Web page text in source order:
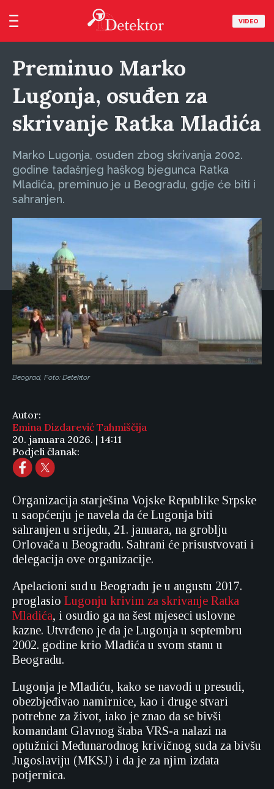
VIDEO
Preminuo Marko
Lugonja, osuđen za
skrivanje Ratka Mladića
Marko Lugonja, osuđen zbog skrivanja 2002.
godine tadašnjeg haškog bjegunca Ratka
Mladića, preminuo je u Beogradu, gdje će biti i
sahranjen.
Beograd, Foto: Detektor
Autor:
Emina Dizdarević Tahmiščija
20. januara 2026. | 14:11
Podjeli članak:
Organizacija starješina Vojske Republike Srpske
u saopćenju je navela da će Lugonja biti
sahranjen u srijedu, 21. januara, na groblju
Orlovača u Beogradu. Sahrani će prisustvovati i
delegacija ove organizacije.
Apelacioni sud u Beogradu je u augustu 2017.
proglasio Lugonju krivim za skrivanje Ratka
Mladića, i osudio ga na šest mjeseci uslovne
kazne. Utvrđeno je da je Lugonja u septembru
2002. godine krio Mladića u svom stanu u
Beogradu.
Lugonja je Mladiću, kako se navodi u presudi,
obezbjeđivao namirnice, kao i druge stvari
potrebne za život, iako je znao da se bivši
komandant Glavnog štaba VRS-a nalazi na
optužnici Međunarodnog krivičnog suda za bivšu
Jugoslaviju (MKSJ) i da je za njim izdata
potjernica.